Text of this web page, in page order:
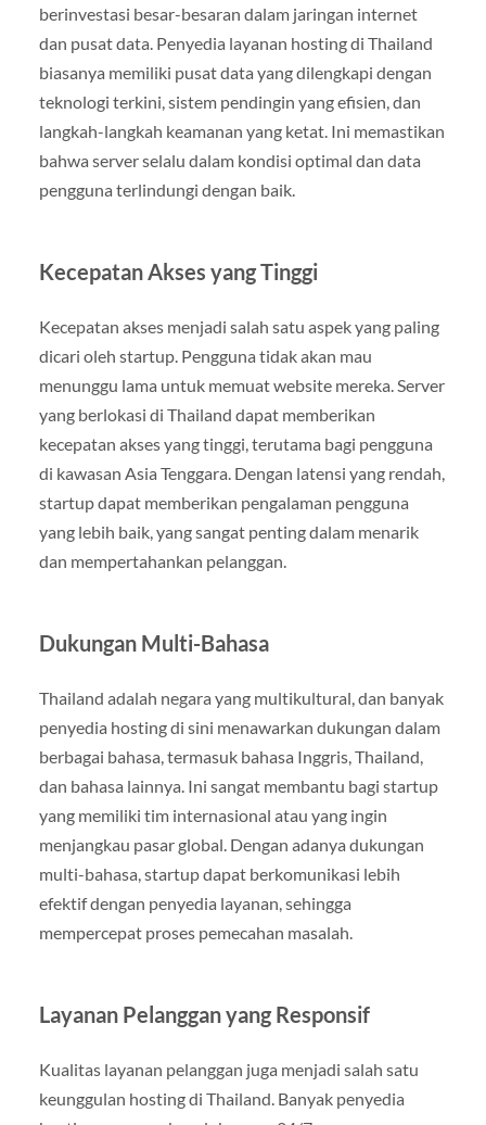
berinvestasi besar-besaran dalam jaringan internet
dan pusat data. Penyedia layanan hosting di Thailand
biasanya memiliki pusat data yang dilengkapi dengan
teknologi terkini, sistem pendingin yang efisien, dan
langkah-langkah keamanan yang ketat. Ini memastikan
bahwa server selalu dalam kondisi optimal dan data
pengguna terlindungi dengan baik.
Kecepatan Akses yang Tinggi
Kecepatan akses menjadi salah satu aspek yang paling
dicari oleh startup. Pengguna tidak akan mau
menunggu lama untuk memuat website mereka. Server
yang berlokasi di Thailand dapat memberikan
kecepatan akses yang tinggi, terutama bagi pengguna
di kawasan Asia Tenggara. Dengan latensi yang rendah,
startup dapat memberikan pengalaman pengguna
yang lebih baik, yang sangat penting dalam menarik
dan mempertahankan pelanggan.
Dukungan Multi-Bahasa
Thailand adalah negara yang multikultural, dan banyak
penyedia hosting di sini menawarkan dukungan dalam
berbagai bahasa, termasuk bahasa Inggris, Thailand,
dan bahasa lainnya. Ini sangat membantu bagi startup
yang memiliki tim internasional atau yang ingin
menjangkau pasar global. Dengan adanya dukungan
multi-bahasa, startup dapat berkomunikasi lebih
efektif dengan penyedia layanan, sehingga
mempercepat proses pemecahan masalah.
Layanan Pelanggan yang Responsif
Kualitas layanan pelanggan juga menjadi salah satu
keunggulan hosting di Thailand. Banyak penyedia